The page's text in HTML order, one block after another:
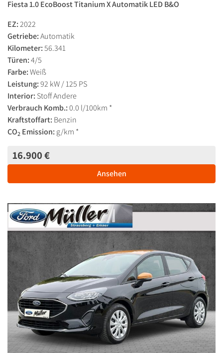
Fiesta 1.0 EcoBoost Titanium X Automatik LED B&O
EZ:2022
Getriebe:Automatik
Kilometer:56.341
Türen:4/5
Farbe:Weiß
Leistung:92 kW / 125 PS
Interior: Stoff Andere
Verbrauch Komb.:0.0 l/100km *
Kraftstoffart: Benzin
CO2 Emission: g/km *
16.900 €
Ansehen